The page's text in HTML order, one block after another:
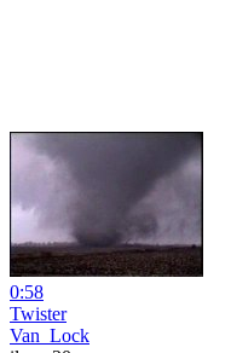
0:58
Twister
Van_Lock